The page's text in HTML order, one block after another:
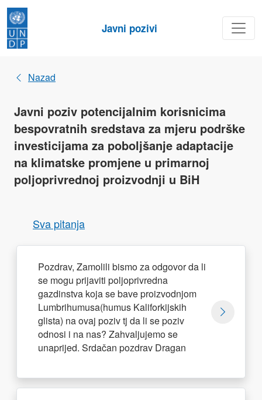
Javni pozivi
Nazad
Javni poziv potencijalnim korisnicima
bespovratnih sredstava za mjeru podrške
investicijama za poboljšanje adaptacije
na klimatske promjene u primarnoj
poljoprivrednoj proizvodnji u BiH
Sva pitanja
Pozdrav, Zamolili bismo za odgovor da li
se mogu prijaviti poljoprivredna
gazdinstva koja se bave proizvodnjom
Lumbrihumusa(humus Kaliforkijskih
glista) na ovaj poziv tj da li se poziv
odnosi i na nas? Zahvaljujemo se
unaprijed. Srdačan pozdrav Dragan